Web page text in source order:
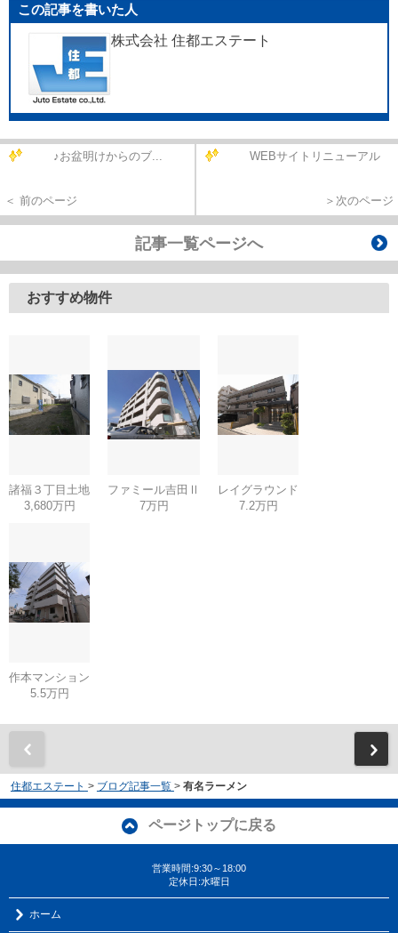
この記事を書いた人
株式会社 住都エステート
♪お盆明けからのブ...
＜ 前のページ
WEBサイトリニューアル
＞次のページ
記事一覧ページへ
おすすめ物件
諸福３丁目土地
3,680万円
ファミール吉田Ⅱ
7万円
レイグラウンド
7.2万円
作本マンション
5.5万円
住都エステート > ブログ記事一覧 > 有名ラーメン
ページトップに戻る
営業時間:9:30～18:00
定休日:水曜日
ホーム